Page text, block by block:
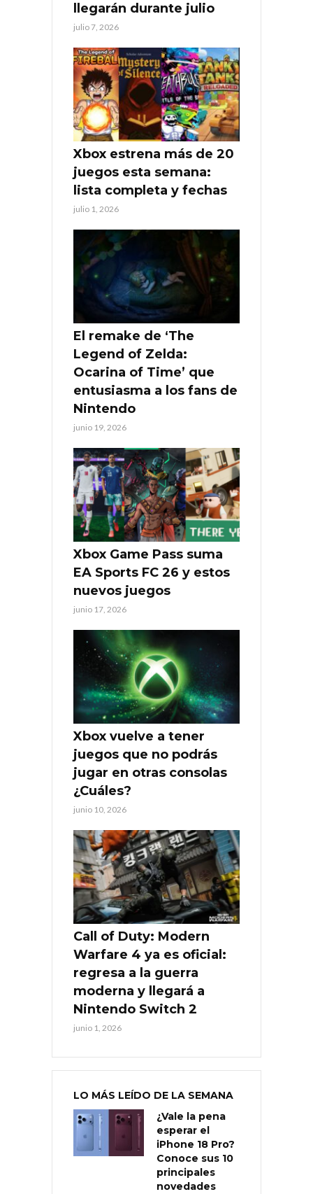
llegarán durante julio
julio 7, 2026
Xbox estrena más de 20
juegos esta semana:
lista completa y fechas
julio 1, 2026
El remake de ‘The
Legend of Zelda:
Ocarina of Time’ que
entusiasma a los fans de
Nintendo
junio 19, 2026
Xbox Game Pass suma
EA Sports FC 26 y estos
nuevos juegos
junio 17, 2026
Xbox vuelve a tener
juegos que no podrás
jugar en otras consolas
¿Cuáles?
junio 10, 2026
Call of Duty: Modern
Warfare 4 ya es oficial:
regresa a la guerra
moderna y llegará a
Nintendo Switch 2
junio 1, 2026
LO MÁS LEÍDO DE LA SEMANA
¿Vale la pena
esperar el
iPhone 18 Pro?
Conoce sus 10
principales
novedades